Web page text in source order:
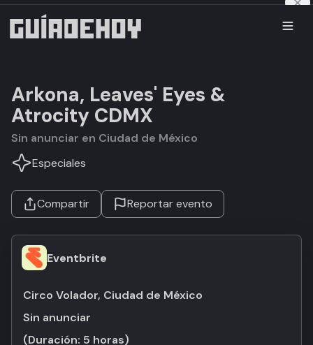
Arkona, Leaves' Eyes &
Atrocity CDMX
Sin anunciar en Ciudad de México
Especiales
Compartir Reportar evento
Eventbrite
Circo Volador, Ciudad de México
Sin anunciar
(Duración: 5 horas)